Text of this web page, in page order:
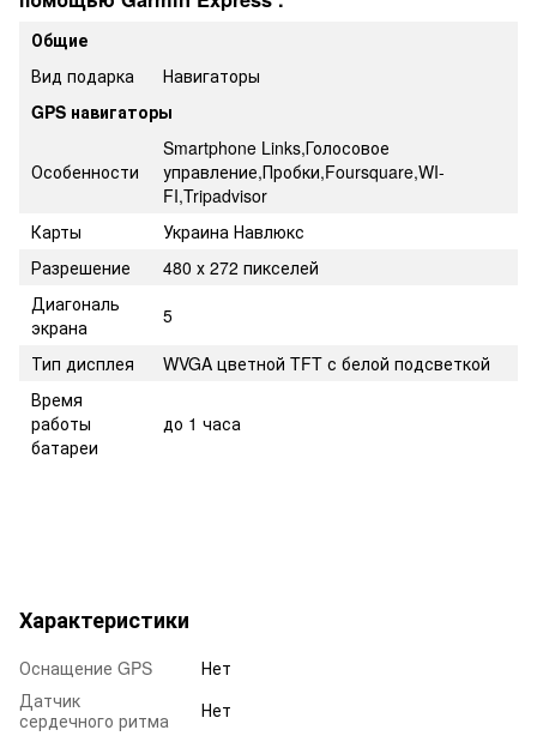
Общие
Вид подарка
Навигаторы
GPS навигаторы
Особенности
Smartphone Links,Голосовое
управление,Пробки,Foursquare,WI-
FI,Tripadvisor
Карты
Украина Навлюкс
Разрешение
480 х 272 пикселей
Диагональ
экрана
5
Тип дисплея
WVGA цветной TFT с белой подсветкой
Время
работы
батареи
до 1 часа
Характеристики
Оснащение GPS
Нет
Датчик
сердечного ритма
Нет